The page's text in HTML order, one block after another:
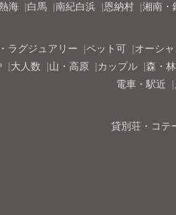
海 白馬 南紀白浜 恩納村 湘南・
ラグジュアリー ペット可 オーシ
大人数 山・高原 カップル 森・
電車・駅近
貸別荘・コテ